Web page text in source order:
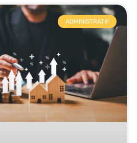
ADMINISTRATIF